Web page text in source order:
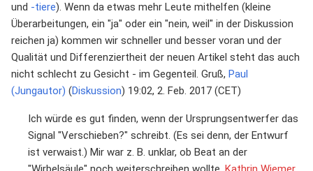
und -tiere). Wenn da etwas mehr Leute mithelfen (kleine
Überarbeitungen, ein "ja" oder ein "nein, weil" in der Diskussion
reichen ja) kommen wir schneller und besser voran und der
Qualität und Differenziertheit der neuen Artikel steht das auch
nicht schlecht zu Gesicht - im Gegenteil. Gruß, Paul
(Jungautor) (Diskussion) 19:02, 2. Feb. 2017 (CET)
Ich würde es gut finden, wenn der Ursprungsentwerfer das
Signal "Verschieben?" schreibt. (Es sei denn, der Entwurf
ist verwaist.) Mir war z. B. unklar, ob Beat an der